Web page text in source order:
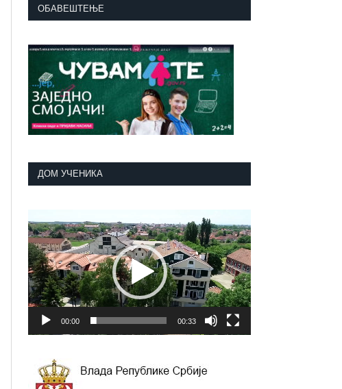
ОБАВЕШТЕЊЕ
ДОМ УЧЕНИКА
видео
записа
00:00 00:33